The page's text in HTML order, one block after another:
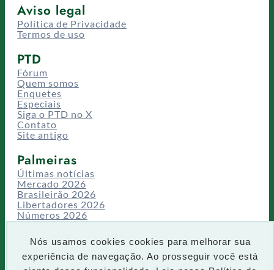
Nós usamos cookies cookies para melhorar sua
experiência de navegação. Ao prosseguir você está
Aviso legal
Política de Privacidade
Termos de uso
PTD
Fórum
Quem somos
Enquetes
Especiais
Siga o PTD no X
Contato
Site antigo
Palmeiras
Últimas notícias
Mercado 2026
Brasileirão 2026
Libertadores 2026
Números 2026
Campeonatos
CT/Centro de Excelência